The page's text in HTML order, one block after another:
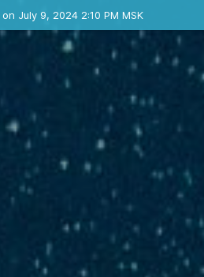
July 9, 2024 2:10 PM MSK